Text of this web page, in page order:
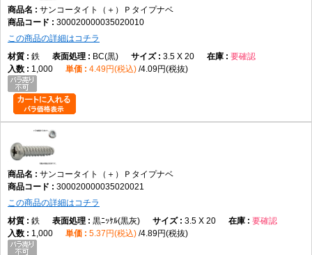
サンコータイト（＋）Ｐタイプナベ
300020000035020010
この商品の詳細はコチラ
鉄
BC(黒) 3.5 X 20
要確認
1,000
4.49円(税込) 4.09円(税抜)
サンコータイト（＋）Ｐタイプナベ
300020000035020021
この商品の詳細はコチラ
鉄
黒ﾆｯｹﾙ(黒灰) 3.5 X 20
要確認
1,000
5.37円(税込) 4.89円(税抜)